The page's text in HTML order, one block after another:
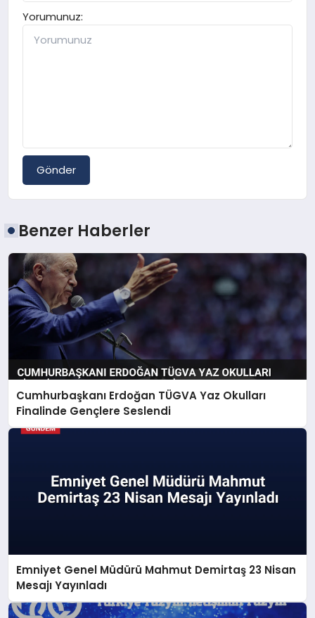
Yorumunuz:
Gönder
Benzer Haberler
Cumhurbaşkanı Erdoğan TÜGVA Yaz Okulları
Finalinde Gençlere Seslendi
Emniyet Genel Müdürü Mahmut Demirtaş 23 Nisan
Mesajı Yayınladı